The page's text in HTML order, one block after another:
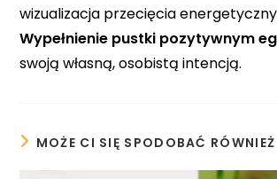
wizualizacja przecięcia
Wypełnienie pustki pozytywnym
swoją własną, osobistą intencją.
MOŻE CI SIĘ SPODOBAĆ RÓWNIEŻ